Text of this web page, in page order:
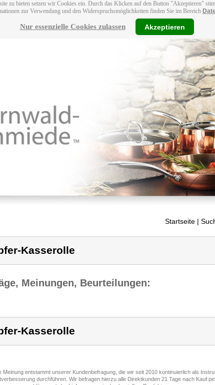
zu bieten setzen wir Cookies ein. Durch das Klicken auf den Button "Akzeptieren"
zur Verwendung und den Widerspruchsmöglichkeiten finden Sie im Bereich
Nur essenzielle Cookies zulassen Akzeptieren
Startseite |
Kasserolle
Meinungen, Beurteilungen:
Kasserolle
Meinung entstammt unserer Kundenbefragung, die wir seit 2010 kontinuierlich als
durchführen. Wir befragen hierzu alle Direktkunden 21 Tage nach Kauf